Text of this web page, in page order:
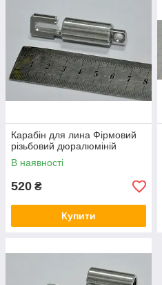
Карабін для лина Фірмовий
різьбовий дюралюміній
В наявності
520 ₴
Купити